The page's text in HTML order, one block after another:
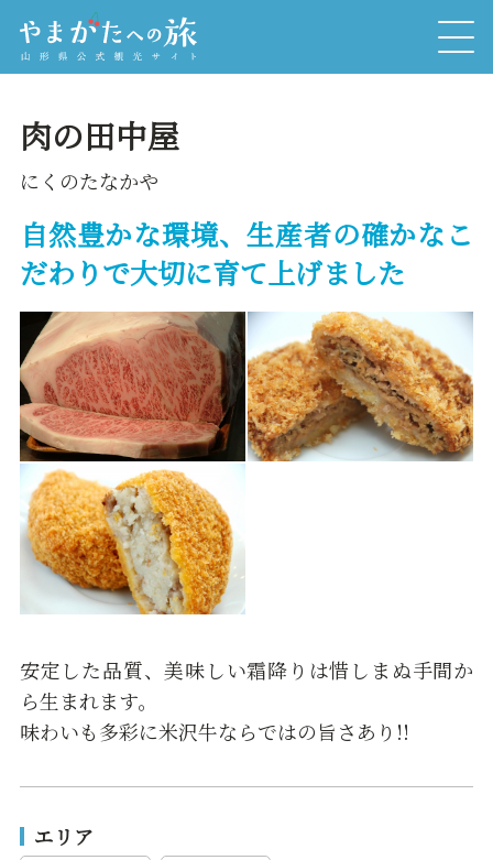
肉の田中屋
にくのたなかや
自然豊かな環境、生産者の確かなこ
だわりで大切に育て上げました
安定した品質、美味しい霜降りは惜しまぬ手間か
ら生まれます。
味わいも多彩に米沢牛ならではの旨さあり!!
エリア